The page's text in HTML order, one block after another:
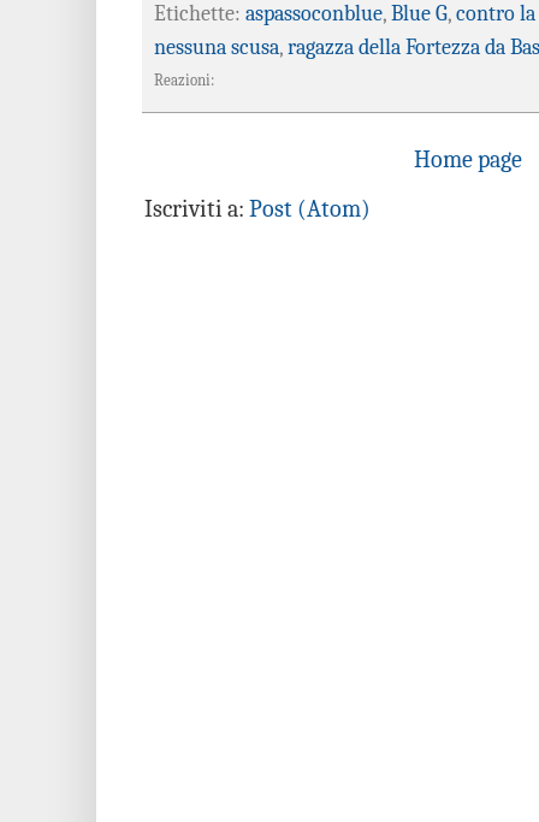
Etichette: aspassoconblue, Blue G, contro
nessuna scusa, ragazza della Fortezza da
Reazioni:
Home page
Iscriviti a: Post (Atom)